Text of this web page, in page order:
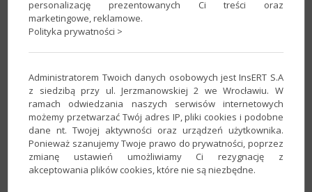
W momencie,gdy pacjent będzie wybrany w
oknie rezerwacji kliknijZAREZERWUJ.
personalizację prezentowanych Ci treści oraz
marketingowe, reklamowe.
Polityka prywatności >
Administratorem Twoich danych osobowych jest InsERT S.A
z siedzibą przy ul. Jerzmanowskiej 2 we Wrocławiu. W
ramach odwiedzania naszych serwisów internetowych
możemy przetwarzać Twój adres IP, pliki cookies i podobne
dane nt. Twojej aktywności oraz urządzeń użytkownika.
Ponieważ szanujemy Twoje prawo do prywatności, poprzez
zmianę ustawień umożliwiamy Ci rezygnację z
akceptowania plików cookies, które nie są niezbędne.